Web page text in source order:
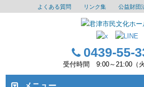
よくある質問 リンク集 公益財団
0439-55-
受付時間 9:00～21:00（火